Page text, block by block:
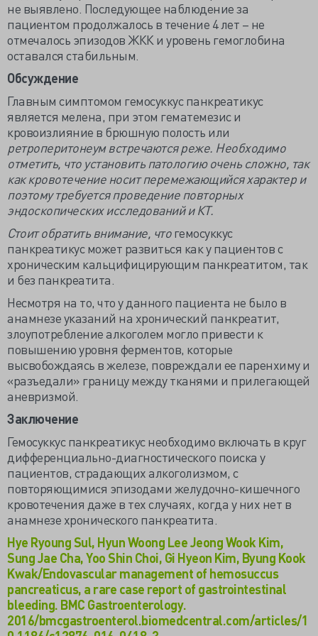
не выявлено. Последующее наблюдение за
пациентом продолжалось в течение 4 лет – не
отмечалось эпизодов ЖКК и уровень гемоглобина
оставался стабильным.
Обсуждение
Главным симптомом гемосуккус панкреатикус
является мелена, при этом гематемезис и
кровоизлияние в брюшную полость или
ретроперитонеумвстречаются реже. Необходимо
отметить, что установить патологиюочень сложно, так
как кровотечение носит перемежающийся характер и
поэтомутребуется проведение повторных
эндоскопических исследований и КТ.
Стоит обратить внимание, чтогемосуккус
панкреатикус может развиться как у пациентов с
хроническим кальцифицирующим панкреатитом, так
и без панкреатита.
Несмотря на то, что у данного пациента не было в
анамнезе указаний на хронический панкреатит,
злоупотребление алкоголем могло привести к
повышению уровня ферментов, которые
высвобождаясь в железе, повреждали ее паренхиму и
«разъедали» границу между тканями и прилегающей
аневризмой.
Заключение
Гемосуккус панкреатикус необходимо включать в круг
дифференциально-диагностического поиска у
пациентов, страдающих алкоголизмом, с
повторяющимися эпизодами желудочно-кишечного
кровотечения даже в тех случаях, когда у них нет в
анамнезе хронического панкреатита.
Hye Ryoung Sul, Hyun Woong Lee Jeong Wook Kim,
Sung Jae Cha, Yoo Shin Choi, Gi Hyeon Kim, Byung Kook
Kwak/Endovascular management of hemosuccus
pancreaticus, a rare case report of gastrointestinal
bleeding. BMC Gastroenterology.
2016/bmcgastroenterol.biomedcentral.com/articles/1